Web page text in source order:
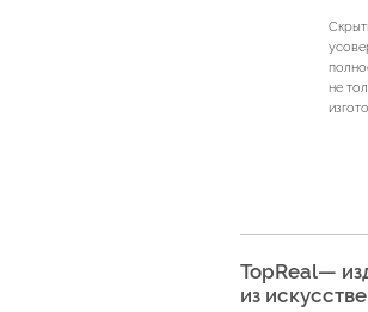
не
TopReal—
из